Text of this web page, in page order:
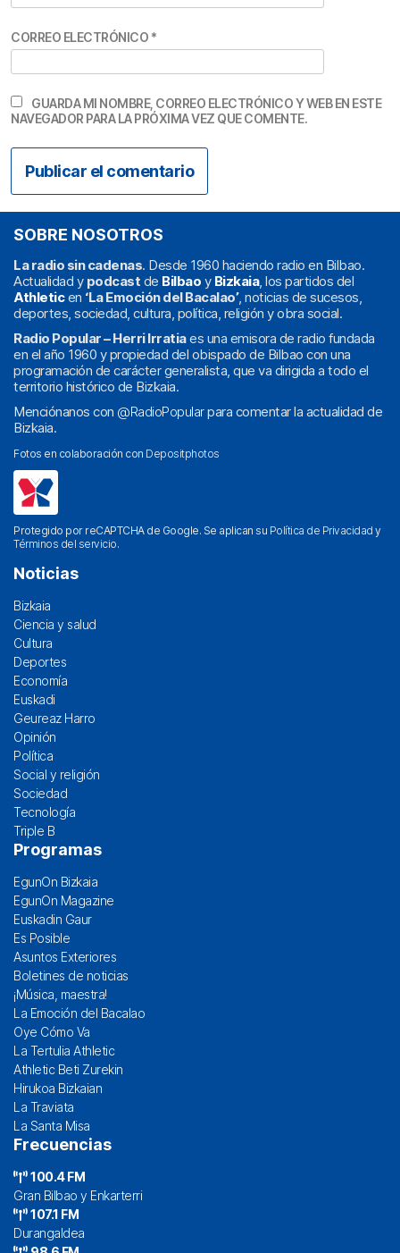
CORREO ELECTRÓNICO *
GUARDA MI NOMBRE, CORREO ELECTRÓNICO Y WEB EN ESTE
NAVEGADOR PARA LA PRÓXIMA VEZ QUE COMENTE.
SOBRE NOSOTROS
La radio sin cadenas. Desde 1960 haciendo radio en Bilbao.
Actualidad y podcast de Bilbao y Bizkaia, los partidos del
Athleticen ‘La Emoción del Bacalao’, noticias de sucesos,
deportes, sociedad, cultura, política, religión y obra social.
Radio Popular – Herri Irratiaes una emisora de radio fundada
en el año 1960 y propiedad del obispado de Bilbao con una
programación de carácter generalista, que va dirigida a todo el
territorio histórico de Bizkaia.
Menciónanos con @RadioPopularpara comentar la actualidad de
Bizkaia.
Fotos en colaboración con Depositphotos
Protegido por reCAPTCHA de Google. Se aplican su Política de Privacidad y
Términos del servicio.
Noticias
Bizkaia
Ciencia y salud
Cultura
Deportes
Economía
Euskadi
Geureaz Harro
Opinión
Política
Social y religión
Sociedad
Tecnología
Triple B
Programas
EgunOn Bizkaia
EgunOn Magazine
Euskadin Gaur
Es Posible
Asuntos Exteriores
Boletines de noticias
¡Música, maestra!
La Emoción del Bacalao
Oye Cómo Va
La Tertulia Athletic
Athletic Beti Zurekin
Hirukoa Bizkaian
La Traviata
La Santa Misa
Frecuencias
100.4 FM
Gran Bilbao y Enkarterri
107.1 FM
Durangaldea